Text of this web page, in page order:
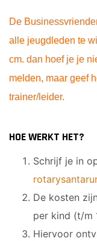
De
alle jeugdleden te
cm. dan hoef je je
melden, maar geef
trainer/leider.
HOE WERKT HET?
Schrijf je in
De kosten
per kind (t/m
Hiervoor